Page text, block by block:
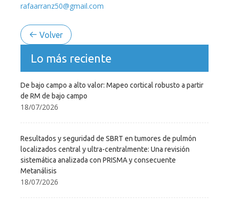
rafaarranz50@gmail.com
Volver
Lo más reciente
De bajo campo a alto valor: Mapeo cortical robusto a partir
de RM de bajo campo
18/07/2026
Resultados y seguridad de SBRT en tumores de pulmón
localizados central y ultra-centralmente: Una revisión
sistemática analizada con PRISMA y consecuente
Metanálisis
18/07/2026